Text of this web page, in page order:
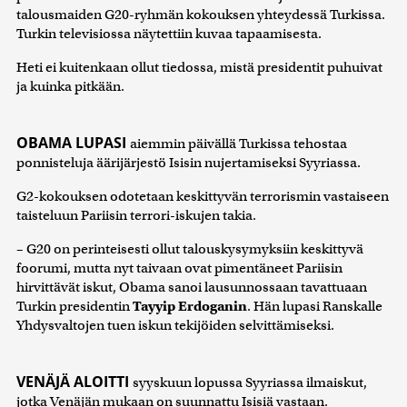
talousmaiden G20-ryhmän kokouksen yhteydessä Turkissa.
Turkin televisiossa näytettiin kuvaa tapaamisesta.
Heti ei kuitenkaan ollut tiedossa, mistä presidentit puhuivat
ja kuinka pitkään.
OBAMA LUPASI aiemmin päivällä Turkissa tehostaa
ponnisteluja äärijärjestö Isisin nujertamiseksi Syyriassa.
G2-kokouksen odotetaan keskittyvän terrorismin vastaiseen
taisteluun Pariisin terrori-iskujen takia.
– G20 on perinteisesti ollut talouskysymyksiin keskittyvä
foorumi, mutta nyt taivaan ovat pimentäneet Pariisin
hirvittävät iskut, Obama sanoi lausunnossaan tavattuaan
Turkin presidentinTayyip Erdoganin. Hän lupasi Ranskalle
Yhdysvaltojen tuen iskun tekijöiden selvittämiseksi.
VENÄJÄ ALOITTI syyskuun lopussa Syyriassa ilmaiskut,
jotka Venäjän mukaan on suunnattu Isisiä vastaan.